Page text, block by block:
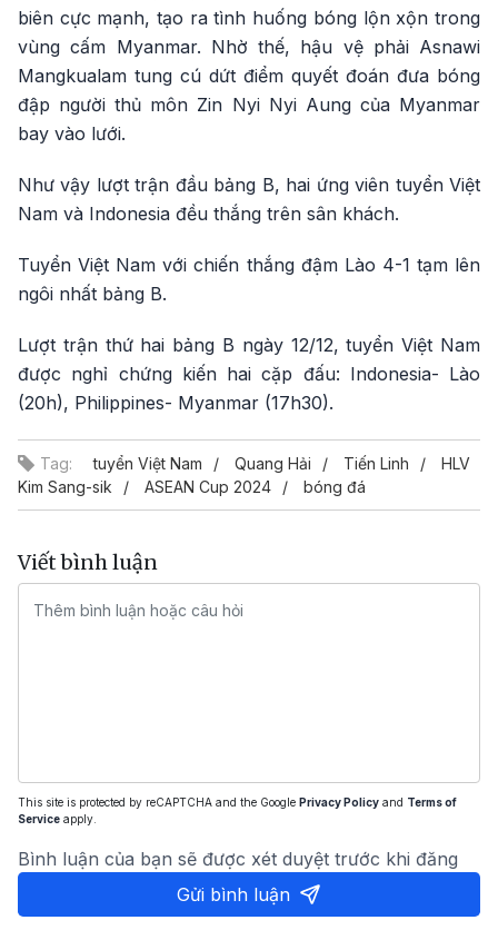
biên cực mạnh, tạo ra tình huống bóng lộn xộn trong
vùng cấm Myanmar. Nhờ thế, hậu vệ phải Asnawi
Mangkualam tung cú dứt điểm quyết đoán đưa bóng
đập người thủ môn Zin Nyi Nyi Aung của Myanmar
bay vào lưới.
Như vậy lượt trận đầu bảng B, hai ứng viên tuyển Việt
Nam và Indonesia đều thắng trên sân khách.
Tuyển Việt Nam với chiến thắng đậm Lào 4-1 tạm lên
ngôi nhất bảng B.
Lượt trận thứ hai bảng B ngày 12/12, tuyển Việt Nam
được nghỉ chứng kiến hai cặp đấu: Indonesia- Lào
(20h), Philippines- Myanmar (17h30).
Tag: tuyển Việt Nam Quang Hải Tiến Linh
HLV
Kim Sang-sik
ASEAN Cup 2024 bóng đá
Viết bình luận
This site is protected by reCAPTCHA and the Google Privacy Policy and Terms of
Service apply.
Bình luận của bạn sẽ được xét duyệt trước khi đăng
Gửi bình luận